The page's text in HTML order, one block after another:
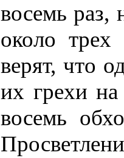
восемь раз,
около
верят, что
их грехи
восемь